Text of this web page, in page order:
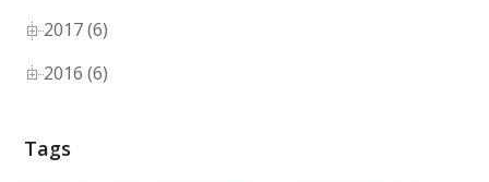
2017 (6)
2016 (6)
Tags